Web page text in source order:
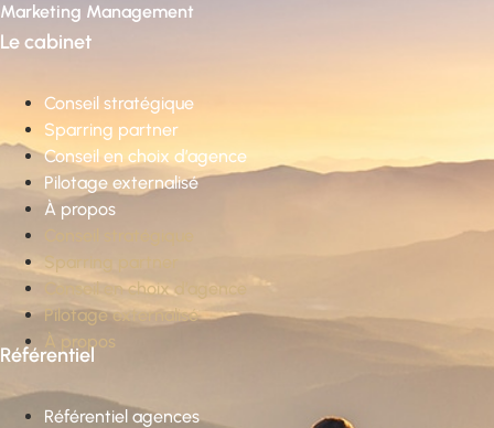
Marketing Management
Le cabinet
Conseil stratégique
Sparring partner
Conseil en choix d’agence
Pilotage externalisé
À propos
Conseil stratégique
Sparring partner
Conseil en choix d’agence
Pilotage externalisé
À propos
Référentiel
Référentiel agences